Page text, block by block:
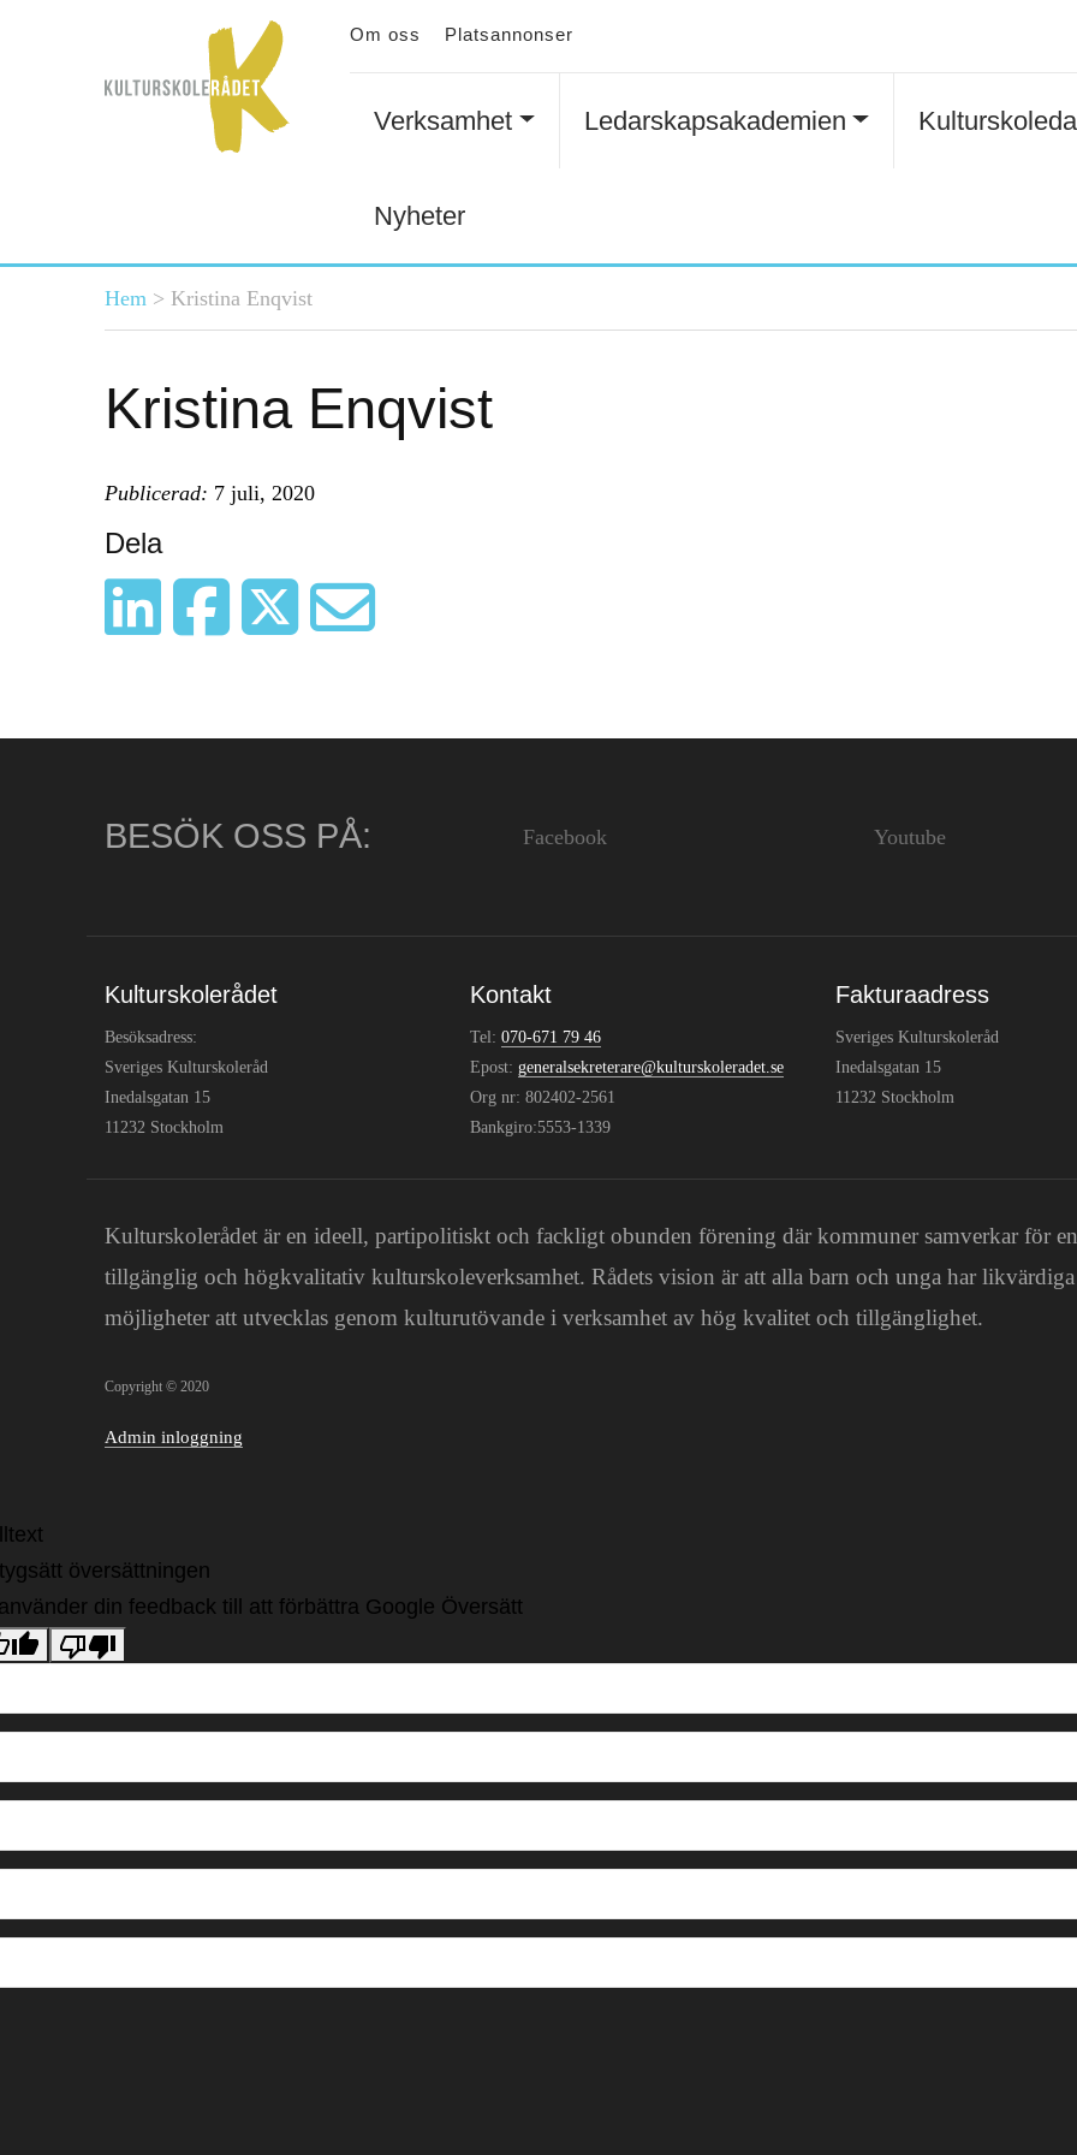
Om oss Platsannonser
Verksamhet Ledarskapsakademien
Nyheter
Du är här
Hem > Kristina Enqvist
Kristina Enqvist
Publicerad: 7 juli, 2020
Dela
BESÖK OSS PÅ: Facebook Youtube
Kulturskolerådet
Besöksadress:
Sveriges Kulturskoleråd
Inedalsgatan 15
11232 Stockholm
Kontakt
Tel: 070-671 79 46
Epost: generalsekreterare@kulturskoleradet.se
Org nr: 802402-2561
Bankgiro:5553-1339
Fakturaadress
Sveriges Kulturskoleråd
Inedalsgatan 15
11232 Stockholm
Kulturskolerådet är en ideell, partipolitiskt och fackligt obunden förening där kommuner samverkar för en
tillgänglig och högkvalitativ kulturskoleverksamhet. Rådets vision är att alla barn och unga har likvärdiga
möjligheter att utvecklas genom kulturutövande i verksamhet av hög kvalitet och tillgänglighet.
Copyright © 2020
Admin inloggning
översättningen
din feedback till att förbättra Google Översätt